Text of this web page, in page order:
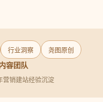
行业洞察 尧图原创
容团队
营销建站经验沉淀